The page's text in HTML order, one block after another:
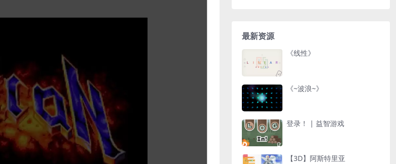
最新资源
《线性》
《~波浪~》
登录！ | 益智游戏
【3D】阿斯特里亚